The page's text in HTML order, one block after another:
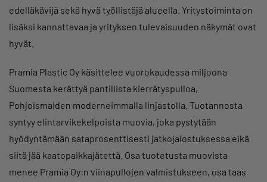
edelläkävijä sekä hyvä työllistäjä alueella. Yritystoiminta on
lisäksi kannattavaa ja yrityksen tulevaisuuden näkymät ovat
hyvät.
Pramia Plastic Oy käsittelee vuorokaudessa miljoona
Suomesta kerättyä pantillista kierrätyspulloa,
Pohjoismaiden moderneimmalla linjastolla. Tuotannosta
syntyy elintarvikekelpoista muovia, joka pystytään
hyödyntämään sataprosenttisesti jatkojalostuksessa eikä
siitä jää kaatopaikkajätettä. Osa tuotetusta muovista
menee Pramia Oy:n viinapullojen valmistukseen, osa taas